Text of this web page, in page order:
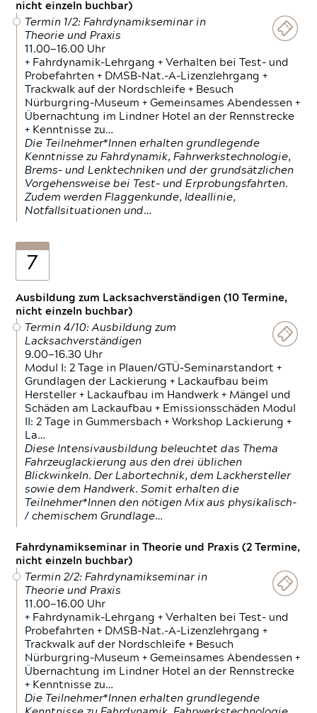
nicht einzeln buchbar)
Termin 1/2: Fahrdynamikseminar in
Theorie und Praxis
11.00—16.00 Uhr
+ Fahrdynamik-Lehrgang + Verhalten bei Test- und
Probefahrten + DMSB-Nat.-A-Lizenzlehrgang +
Trackwalk auf der Nordschleife + Besuch
Nürburgring-Museum + Gemeinsames Abendessen +
Übernachtung im Lindner Hotel an der Rennstrecke
+ Kenntnisse zu…
Die Teilnehmer*Innen erhalten grundlegende
Kenntnisse zu Fahrdynamik, Fahrwerkstechnologie,
Brems- und Lenktechniken und der grundsätzlichen
Vorgehensweise bei Test- und Erprobungsfahrten.
Zudem werden Flaggenkunde, Ideallinie,
Notfallsituationen und…
7
Ausbildung zum Lacksachverständigen (10 Termine,
nicht einzeln buchbar)
Termin 4/10: Ausbildung zum
Lacksachverständigen
9.00—16.30 Uhr
Modul I: 2 Tage in Plauen/GTÜ-Seminarstandort +
Grundlagen der Lackierung + Lackaufbau beim
Hersteller + Lackaufbau im Handwerk + Mängel und
Schäden am Lackaufbau + Emissionsschäden Modul
II: 2 Tage in Gummersbach + Workshop Lackierung +
La…
Diese Intensivausbildung beleuchtet das Thema
Fahrzeuglackierung aus den drei üblichen
Blickwinkeln. Der Labortechnik, dem Lackhersteller
sowie dem Handwerk. Somit erhalten die
Teilnehmer*Innen den nötigen Mix aus physikalisch-
/ chemischem Grundlage…
Fahrdynamikseminar in Theorie und Praxis (2 Termine,
nicht einzeln buchbar)
Termin 2/2: Fahrdynamikseminar in
Theorie und Praxis
11.00—16.00 Uhr
+ Fahrdynamik-Lehrgang + Verhalten bei Test- und
Probefahrten + DMSB-Nat.-A-Lizenzlehrgang +
Trackwalk auf der Nordschleife + Besuch
Nürburgring-Museum + Gemeinsames Abendessen +
Übernachtung im Lindner Hotel an der Rennstrecke
+ Kenntnisse zu…
Die Teilnehmer*Innen erhalten grundlegende